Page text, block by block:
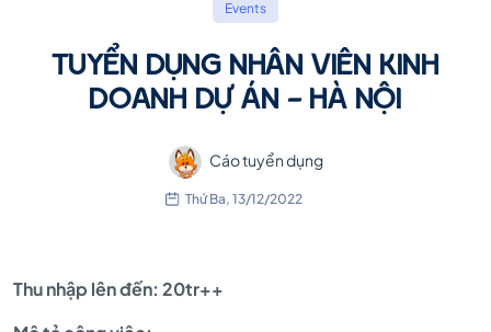
Events
TUYỂN DỤNG NHÂN VIÊN KINH
DOANH DỰ ÁN - HÀ NỘI
Cáo tuyển dụng
Thứ Ba, 13/12/2022
Thu nhập lên đến: 20tr++